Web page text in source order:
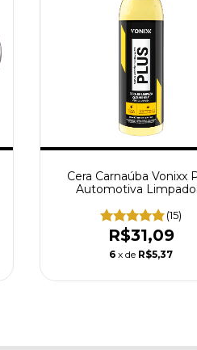
Cera Carnaúba Vonixx
Automotiva
(15)
R$31,09
6 x de R$5,37